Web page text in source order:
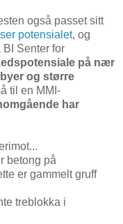
også passet sitt
potensialet, og
BI Senter for
på nær
og større
til en MMI-
har
betong på
er gammelt gruff
treblokka i